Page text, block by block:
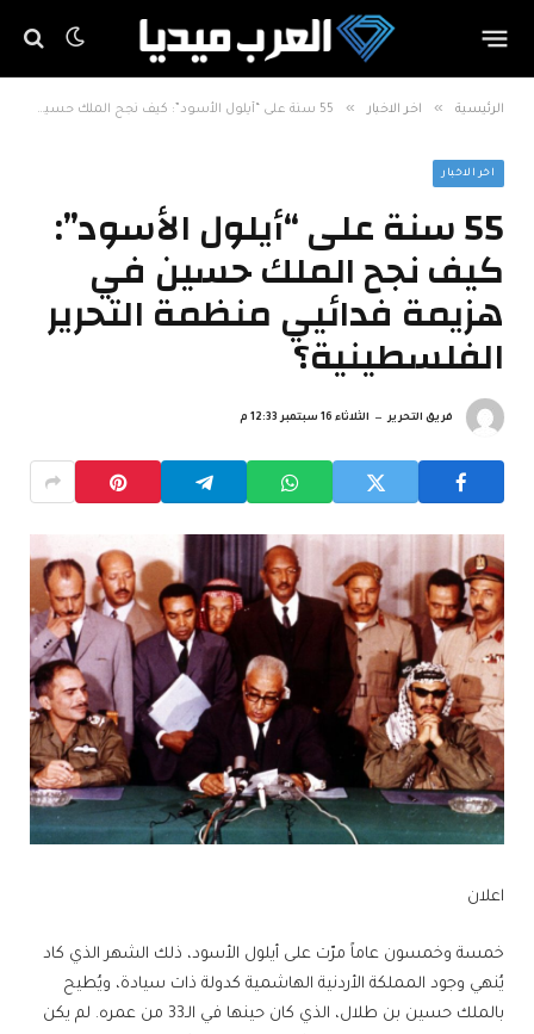
الرئيسية » اخر الاخبار » 55 سنة على “أيلول الأسود”: كيف نجح الملك حسين في هزيمة فدائيي منظمة التحرير الفلسطينية؟
اخر الاخبار
55 سنة على “أيلول الأسود”:
كيف نجح الملك حسين في
هزيمة فدائيي منظمة التحرير
الفلسطينية؟
فريق التحرير الثلاثاء 16 سبتمبر 12:33 م
اعلان
خمسة وخمسون عاماً مرّت على أيلول الأسود، ذلك الشهر الذي كاد
يُنهي وجود المملكة الأردنية الهاشمية كدولة ذات سيادة، ويُطيح
بالملك حسين بن طلال، الذي كان حينها في الـ33 من عمره. لم يكن